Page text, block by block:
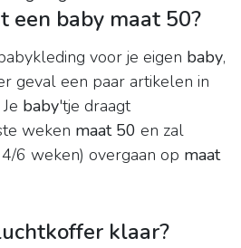
een baby maat 50?
voor je eigen baby,
geval een paar artikelen in
Je baby'tje draagt
weken maat 50 en zal
6 weken) overgaan op maat
klaar?